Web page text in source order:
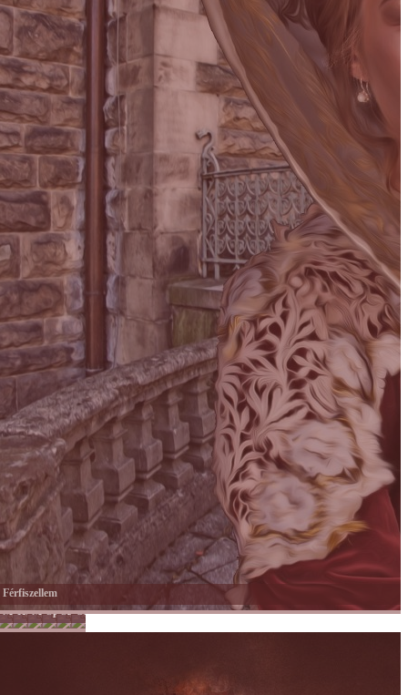
Férfiszellem
Mai
család
HobbiMunka
Sport
-
Színes
nagyvilág
Önkéntesség